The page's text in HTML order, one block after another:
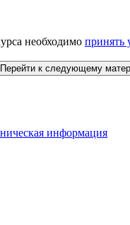
необходимо принять
Перейти к следующему
информация